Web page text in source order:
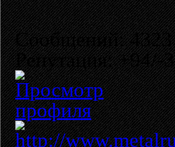
Сообщений: 4323
Репутация: +94/-3